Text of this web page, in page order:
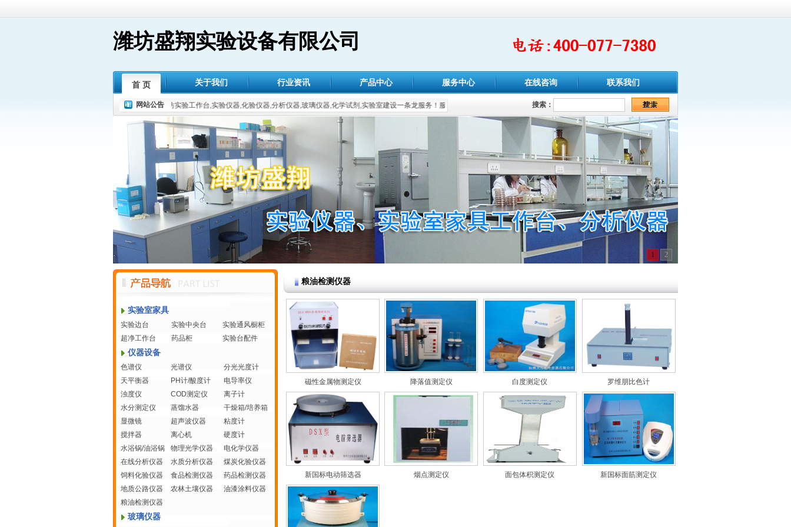
潍坊盛翔实验设备有限公司
首 页 关于我们 行业资讯 产品中心 服务中心 在线咨询 联系我们
网站公告
潍坊实验工作台,实验仪器,化验仪器,分析仪器,玻璃仪器,化学试剂,实验室建设一条龙服务！服务电话;4000 777 380 搜索：
1 2
实验室家具
实验边台 实验中央台
实验通风橱柜
超净工作台
药品柜 实验台配件
仪器设备
色谱仪 光谱仪
分光光度计
天平衡器
PH计/酸度计
电导率仪
浊度仪
COD测定仪
离子计
水分测定仪
蒸馏水器
干燥箱/培养箱
显微镜
超声波仪器
粘度计
搅拌器
离心机
硬度计
水浴锅/油浴锅
物理光学仪器
电化学仪器
在线分析仪器
水质分析仪器
煤炭化验仪器
饲料化验仪器
食品检测仪器
药品检测仪器
地质公路仪器
农林土壤仪器
油漆涂料仪器
粮油检测仪器
玻璃仪器
粮油检测仪器
磁性金属物测定仪 降落值测定仪 白度测定仪 罗维朋比色计
新国标电动筛选器 烟点测定仪 面包体积测定仪 新国标面筋测定仪